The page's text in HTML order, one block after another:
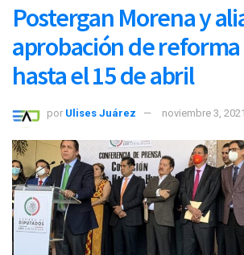
Postergan Morena y
aprobación de
hasta el 15 de abril
por Ulises Juárez noviembre 3, 2021